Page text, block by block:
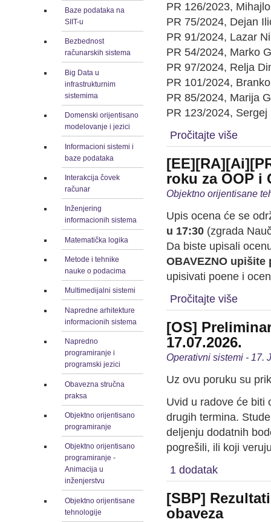
Baze podataka na
SIIT-u
Bezbednost
računarskih sistema
Big Data u
infrastrukturnim
sistemima
Domenski orijentisano
modelovanje i jezici
Informacioni sistemi i
baze podataka
Interakcija čovek
računar
Inženjering
informacionih sistema
Matematička logika
Metode i tehnike
nauke o podacima
Multimedijalni sistemi
Napredne arhitekture
informacionih sistema
Napredno
programiranje i
programski jezici
Obavezna stručna
praksa
Objektno orijentisano
programiranje
Objektno orijentisano
programiranje -
Animacija u
inženjerstvu
Objektno orijentisane
tehnologije
PR 126/2023,
PR 75/2024, Dejan
PR 91/2024, Lazar
PR 54/2024, Marko
PR 97/2024, Relja
PR 101/2024,
PR 85/2024, Marija
PR 123/2024,
Pročitajte više
roku za OOP i
Objektno orijentisane
Upis ocena će se
u 17:30 (zgrada
Da biste upisali
OBAVEZNO upišite
upisivati poene i
Pročitajte više
[OS]
17.07.2026.
Operativni sistemi - 17.
Uz ovu poruku su
Uvid u radove će biti
drugih termina.
deljenju dodatnih
pogrešili, ili koji
1 dodatak
[SBP]
obaveza